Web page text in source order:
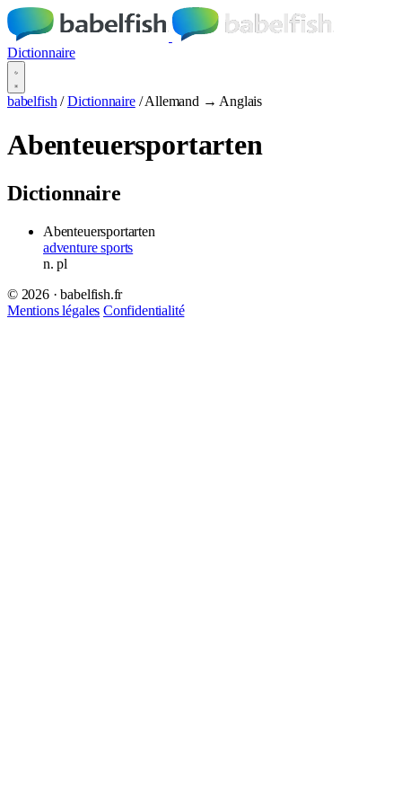
Dictionnaire
babelfish / Dictionnaire / Allemand → Anglais
Abenteuersportarten
Dictionnaire
Abenteuersportarten
adventure sports
n.pl
© 2026 · babelfish.fr
Mentions légales Confidentialité